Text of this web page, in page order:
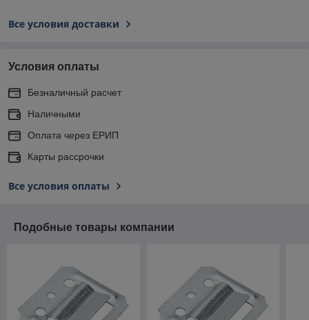
Все условия доставки
Условия оплаты
Безналичный расчет
Наличными
Оплата через ЕРИП
Карты рассрочки
Все условия оплаты
Подобные товары компании